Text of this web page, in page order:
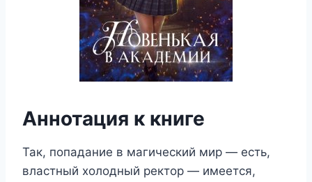
Аннотация к книге
Так, попадание в магический мир — есть,
властный холодный ректор — имеется,